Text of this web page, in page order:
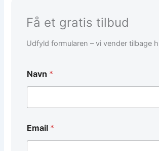
Få et gratis tilbud
Udfyld formularen – vi vender tilbage
Navn *
Email *